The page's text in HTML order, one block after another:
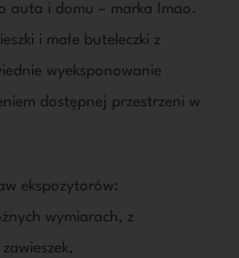
auta i domu – marka Imao.
i małe buteleczki z
wyeksponowanie
dostępnej przestrzeni w
ekspozytorów:
wymiarach, z